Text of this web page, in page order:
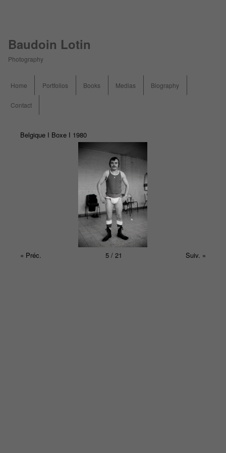
Baudoin Lotin
Photography
Menu principal
Aller au contenu principal
Home Portfolios Books Medias Biography
Contact
Belgique I Boxe I 1980
« Préc. Suiv. »
5 / 21